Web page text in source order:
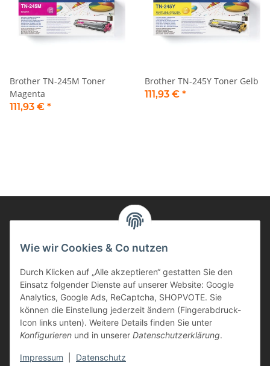
Brother TN-245M Toner
Magenta
111,93 € *
Brother TN-245Y Toner Gelb
111,93 € *
Informationen
Kunden Service
Haben Sie Fragen zu unseren Produkten?
Dann rufen Sie uns gerne an:
Tel: 0621/9767200
Mo.-Fr. 08:45-17:00 Uhr
Wie wir Cookies & Co nutzen
Durch Klicken auf „Alle akzeptieren“ gestatten Sie den
Einsatz folgender Dienste auf unserer Website: Google
Analytics, Google Ads, ReCaptcha, SHOPVOTE. Sie
können die Einstellung jederzeit ändern (Fingerabdruck-
Icon links unten). Weitere Details finden Sie unter
Konfigurieren und in unserer Datenschutzerklärung.
Impressum Datenschutz